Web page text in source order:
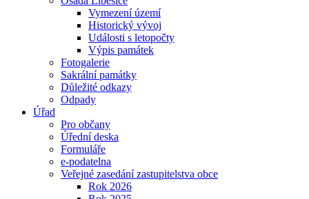
Vymezení území
Historický vývoj
Události s letopočty
Výpis památek
Fotogalerie
Sakrální památky
Důležité odkazy
Odpady
Úřad
Pro občany
Úřední deska
Formuláře
e-podatelna
Veřejné zasedání zastupitelstva obce
Rok 2026